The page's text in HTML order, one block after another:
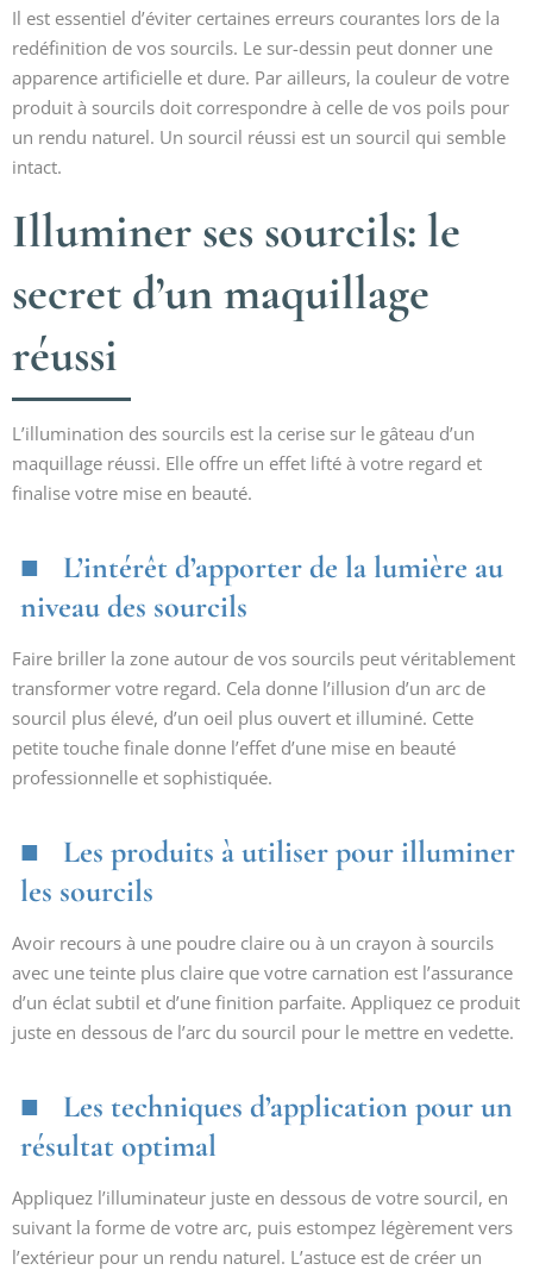
Il est essentiel d’éviter certaines erreurs courantes lors de la
redéfinition de vos sourcils. Le sur-dessin peut donner une
apparence artificielle et dure. Par ailleurs, la couleur de votre
produit à sourcils doit correspondre à celle de vos poils pour
un rendu naturel. Un sourcil réussi est un sourcil qui semble
intact.
Illuminer ses sourcils: le
secret d’un maquillage
réussi
L’illumination des sourcils est la cerise sur le gâteau d’un
maquillage réussi. Elle offre un effet lifté à votre regard et
finalise votre mise en beauté.
L’intérêt d’apporter de la lumière au
niveau des sourcils
Faire briller la zone autour de vos sourcils peut véritablement
transformer votre regard. Cela donne l’illusion d’un arc de
sourcil plus élevé, d’un oeil plus ouvert et illuminé. Cette
petite touche finale donne l’effet d’une mise en beauté
professionnelle et sophistiquée.
Les produits à utiliser pour illuminer
les sourcils
Avoir recours à une poudre claire ou à un crayon à sourcils
avec une teinte plus claire que votre carnation est l’assurance
d’un éclat subtil et d’une finition parfaite. Appliquez ce produit
juste en dessous de l’arc du sourcil pour le mettre en vedette.
Les techniques d’application pour un
résultat optimal
Appliquez l’illuminateur juste en dessous de votre sourcil, en
suivant la forme de votre arc, puis estompez légèrement vers
l’extérieur pour un rendu naturel. L’astuce est de créer un